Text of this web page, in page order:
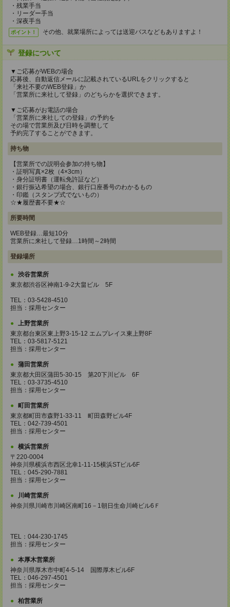
・残業手当
・リーダー手当
・深夜手当
ポイント！ その他、就業場所によっては送迎バスなどもありますよ！
登録について
▼ご応募がWEBの場合
応募後、自動返信メールに記載されているURLをクリックすると
「来社不要のWEB登録」か
「営業所に来社して登録」のどちらかを選択できます。
▼ご応募がお電話の場合
「営業所に来社しての登録」の予約を
その場で営業所及び日時を調整して
予約完了することができます。
持ち物
【営業所での説明会参加の持ち物】
・証明写真×2枚（4×3cm）
・身分証明書（運転免許証など）
・銀行振込希望の場合、銀行口座番号のわかるもの
・印鑑（スタンプ式でないもの）
☆★履歴書不要★☆
所要時間
WEB登録…最短10分
営業所に来社して登録…1時間～2時間
登録場所
渋谷営業所
東京都渋谷区神南1-9-2大畠ビル 5F
TEL：03-5428-4510
担当：採用センター
上野営業所
東京都台東区東上野3-15-12 エムプレイス東上野8F
TEL：03-5817-5121
担当：採用センター
蒲田営業所
東京都大田区蒲田5-30-15 第20下川ビル 6F
TEL：03-3735-4510
担当：採用センター
町田営業所
東京都町田市森野1-33-11 町田森野ビル4F
TEL：042-739-4501
担当：採用センター
横浜営業所
〒220-0004
神奈川県横浜市西区北幸1-11-15横浜STビル6F
TEL：045-290-7881
担当：採用センター
川崎営業所
神奈川県川崎市川崎区南町16－1朝日生命川崎ビル6Ｆ
TEL：044-230-1745
担当：採用センター
本厚木営業所
神奈川県厚木市中町4-5-14 国際厚木ビル6F
TEL：046-297-4501
担当：採用センター
柏営業所